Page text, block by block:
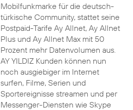
Mobilfunkmarke für die deutsch-
türkische Community, stattet seine
Postpaid-Tarife Ay Allnet, Ay Allnet
Plus und Ay Allnet Max mit 50
Prozent mehr Datenvolumen aus.
AY YILDIZ Kunden können nun
noch ausgiebiger im Internet
surfen, Filme, Serien und
Sportereignisse streamen und per
Messenger-Diensten wie Skype